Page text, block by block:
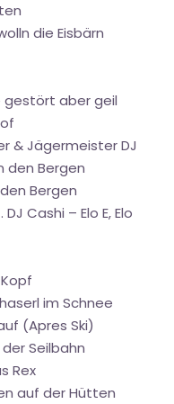
die Eisbärn
gestört aber geil
& Jägermeister DJ
den Bergen
Bergen
Cashi – Elo E, Elo
im Schnee
(Apres Ski)
Seilbahn
Rex
auf der Hütten